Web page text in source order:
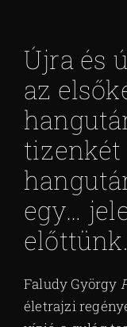
Újra és
az
tizenkét
egy…
előttünk.
Faludy György
életrajzi